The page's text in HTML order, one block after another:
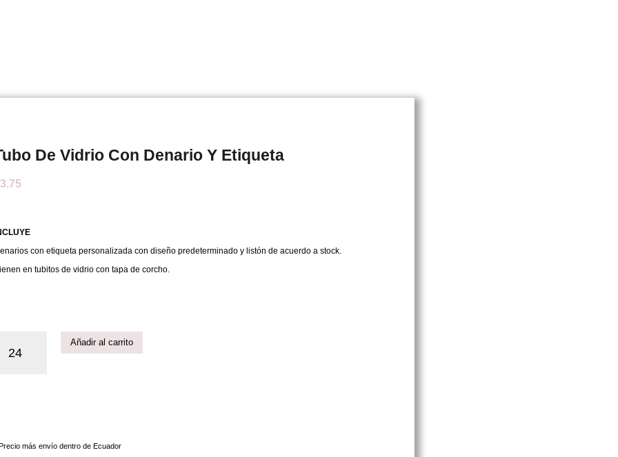
De Vidrio Con Denario Y Etiqueta
3.75
con etiqueta personalizada con diseño predeterminado y listón de acuerdo a stock.
en tubitos de vidrio con tapa de corcho.
Añadir al carrito
más envío dentro de Ecuador